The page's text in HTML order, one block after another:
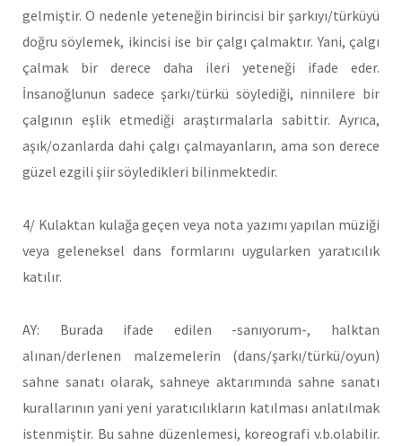
gelmiştir. O nedenle yeteneğin birincisi bir şarkıyı/türküyü
doğru söylemek, ikincisi ise bir çalgı çalmaktır. Yani, çalgı
çalmak bir derece daha ileri yeteneği ifade eder.
İnsanoğlunun sadece şarkı/türkü söylediği, ninnilere bir
çalgının eşlik etmediği araştırmalarla sabittir. Ayrıca,
aşık/ozanlarda dahi çalgı çalmayanların, ama son derece
güzel ezgili şiir söyledikleri bilinmektedir.
4/ Kulaktan kulağa geçen veya nota yazımı yapılan müziği
veya geleneksel dans formlarını uygularken yaratıcılık
katılır.
AY: Burada ifade edilen -sanıyorum-, halktan
alınan/derlenen malzemelerin (dans/şarkı/türkü/oyun)
sahne sanatı olarak, sahneye aktarımında sahne sanatı
kurallarının yani yeni yaratıcılıkların katılması anlatılmak
istenmiştir. Bu sahne düzenlemesi, koreografi v.b.olabilir.